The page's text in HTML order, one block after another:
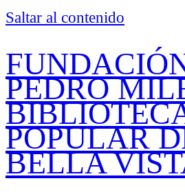
Saltar al contenido
PEDRO
POPULAR
BELLA